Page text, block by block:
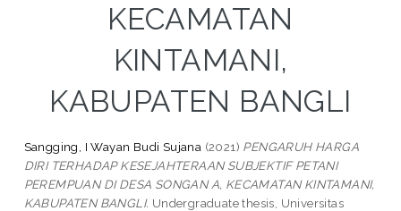
KECAMATAN
KINTAMANI,
KABUPATEN BANGLI
Sangging, I Wayan Budi Sujana (2021) PENGARUH HARGA
DIRI TERHADAP KESEJAHTERAAN SUBJEKTIF PETANI
PEREMPUAN DI DESA SONGAN A, KECAMATAN KINTAMANI,
KABUPATEN BANGLI. Undergraduate thesis, Universitas